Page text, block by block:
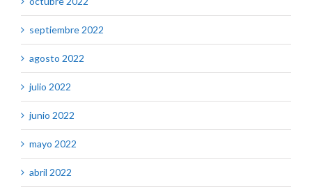
septiembre 2022
agosto 2022
julio 2022
junio 2022
mayo 2022
abril 2022